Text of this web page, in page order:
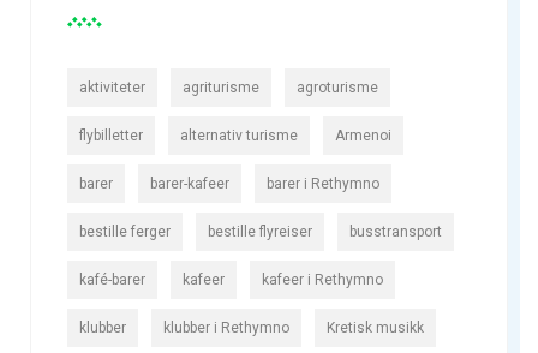
aktiviteter agriturisme agroturisme
flybilletter alternativ turisme Armenoi
barer barer-kafeer barer i Rethymno
bestille ferger bestille flyreiser busstransport
kafé-barer kafeer kafeer i Rethymno
klubber klubber i Rethymno Kretisk musikk